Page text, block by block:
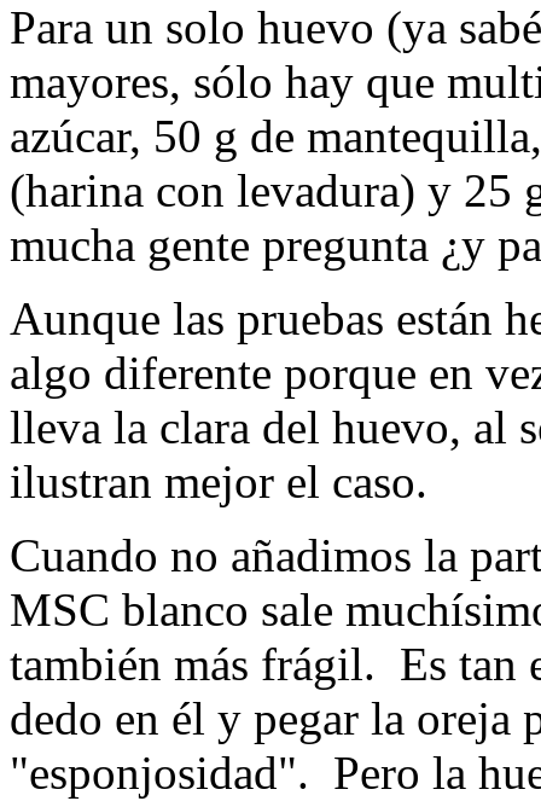
Para un solo huevo (ya
mayores, sólo hay que
azúcar, 50 g de
(harina con levadura) y 25
mucha gente pregunta ¿y
Aunque las pruebas están
algo diferente porque en
lleva la clara del huevo, al
ilustran mejor el caso.
Cuando no añadimos la
MSC blanco sale
también más frágil. Es tan
dedo en él y pegar la oreja
"esponjosidad". Pero la